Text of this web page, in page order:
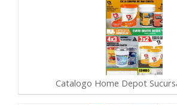
Catalogo Home Depot